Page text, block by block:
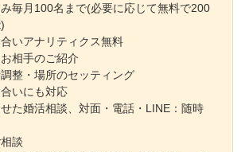
毎月100名まで(必要に応じて無料で200
いアナリティクス無料
相手のご紹介
整・場所のセッティング
いにも対応
た婚活相談、対面・電話・LINE：随時
談